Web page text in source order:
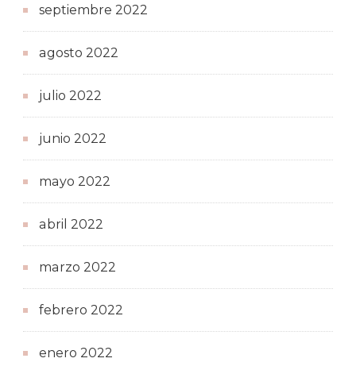
septiembre 2022
agosto 2022
julio 2022
junio 2022
mayo 2022
abril 2022
marzo 2022
febrero 2022
enero 2022